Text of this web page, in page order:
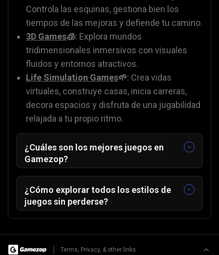
Controla las esquinas, gestiona bien los
tiempos de las mejoras y defiende tu camino.
3D Games🧊: Explora mundos
tridimensionales inmersivos con visuales
fluidos y entornos atractivos.
Life Simulation Games🌱: Crea vidas
virtuales, construye casas, inicia carreras,
decora espacios y disfruta de una jugabilidad
relajada a tu propio ritmo.
¿Cuáles son los mejores juegos en
Gamezop?
una configuración para "expertos" para
disfrutar jugando con otros. Los mejores
juegos para jugar son aquellos con reglas
¿Cómo explorar todos los estilos de
juegos sin perderse?
| Terms, Privacy, & other links